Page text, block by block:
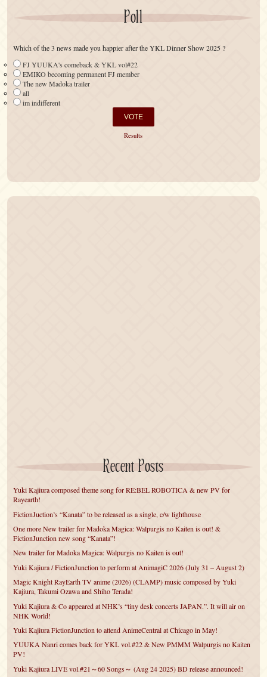
Poll
Which of the 3 news made you happier after the YKL Dinner Show 2025 ?
FJ YUUKA's comeback & YKL vol#22
EMIKO becoming permanent FJ member
The new Madoka trailer
all
im indifferent
Results
Recent Posts
Yuki Kajiura composed theme song for RE:BEL ROBOTICA & new PV for
Rayearth!
FictionJuction’s “Kanata” to be released as a single, c/w lighthouse
One more New trailer for Madoka Magica: Walpurgis no Kaiten is out! &
FictionJunction new song “Kanata”!
New trailer for Madoka Magica: Walpurgis no Kaiten is out!
Yuki Kajiura / FictionJunction to perform at AnimagiC 2026 (July 31 – August 2)
Magic Knight RayEarth TV anime (2026) (CLAMP) music composed by Yuki
Kajiura, Takumi Ozawa and Shiho Terada!
Yuki Kajiura & Co appeared at NHK’s “tiny desk concerts JAPAN.”. It will air on
NHK World!
Yuki Kajiura FictionJunction to attend AnimeCentral at Chicago in May!
YUUKA Nanri comes back for YKL vol.#22 & New PMMM Walpurgis no Kaiten
PV!
Yuki Kajiura LIVE vol.#21～60 Songs～ (Aug 24 2025) BD release announced!